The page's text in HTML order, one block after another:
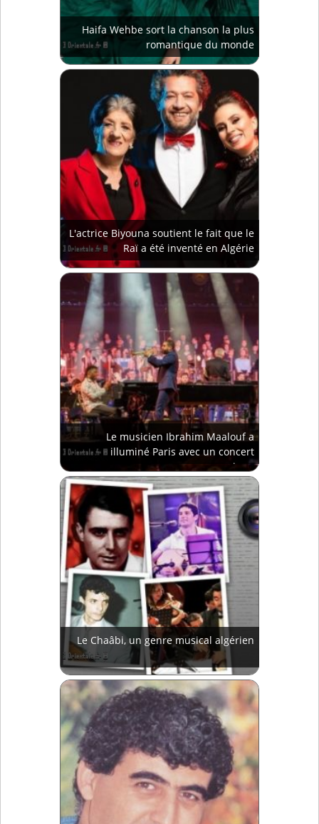
Haifa Wehbe sort la chanson la plus
romantique du monde
L'actrice Biyouna soutient le fait que le
Raï a été inventé en Algérie
Le musicien Ibrahim Maalouf a
illuminé Paris avec un concert
magique
Le Chaâbi, un genre musical algérien